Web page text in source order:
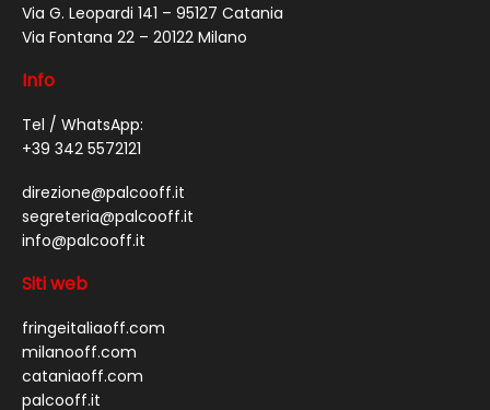
Via G. Leopardi 141 – 95127 Catania
Via Fontana 22 – 20122 Milano
Info
Tel / WhatsApp:
+39 342 5572121
direzione@palcooff.it
segreteria@palcooff.it
info@palcooff.it
Siti web
fringeitaliaoff.com
milanooff.com
cataniaoff.com
palcooff.it